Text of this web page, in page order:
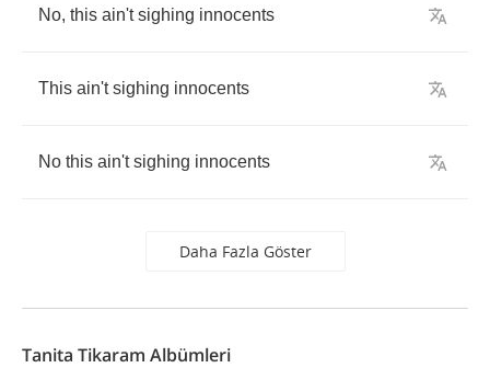
No, this ain't sighing innocents
This ain't sighing innocents
No this ain't sighing innocents
Daha Fazla Göster
Tanita Tikaram Albümleri